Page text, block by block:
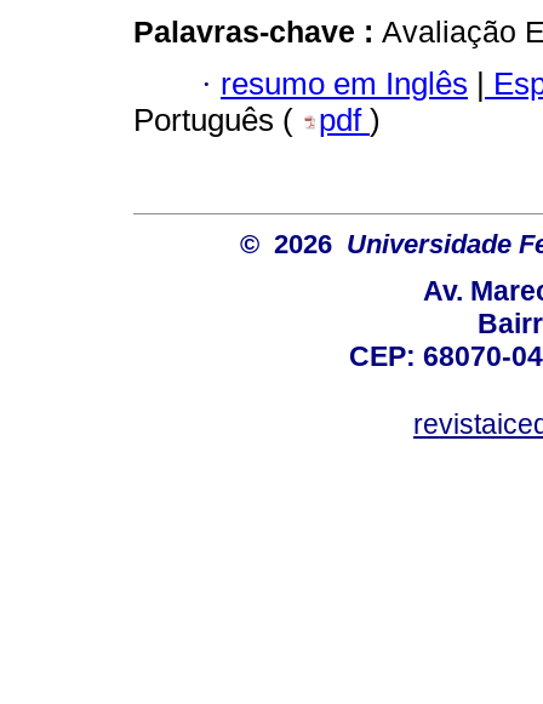
Palavras-chave : Avaliação
· resumo em Inglês |
Português (
pdf )
© 2026 Universidade
Av.
CEP: 68070-